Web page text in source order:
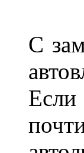
С
Если